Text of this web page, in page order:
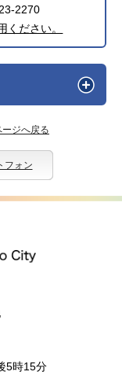
2270
ください。
ージへ戻る
フォン
5時15分